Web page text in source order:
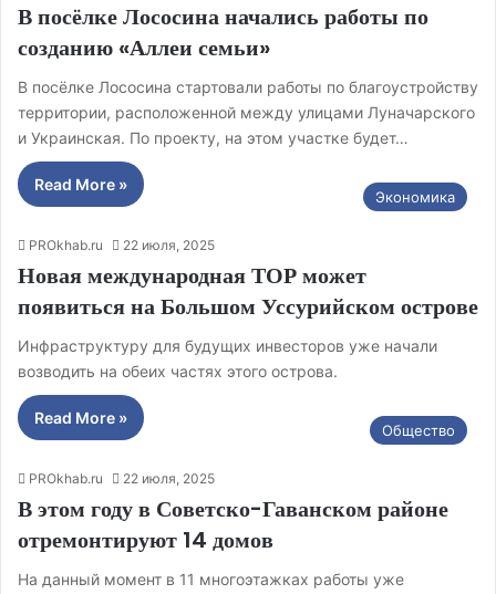
В посёлке Лососина начались работы по
созданию «Аллеи семьи»
В посёлке Лососина стартовали работы по благоустройству
территории, расположенной между улицами Луначарского
и Украинская. По проекту, на этом участке будет…
Read More »
Экономика
PROkhab.ru 22 июля, 2025
Новая международная ТОР может
появиться на Большом Уссурийском острове
Инфраструктуру для будущих инвесторов уже начали
возводить на обеих частях этого острова.
Read More »
Общество
PROkhab.ru 22 июля, 2025
В этом году в Советско-Гаванском районе
отремонтируют 14 домов
На данный момент в 11 многоэтажках работы уже